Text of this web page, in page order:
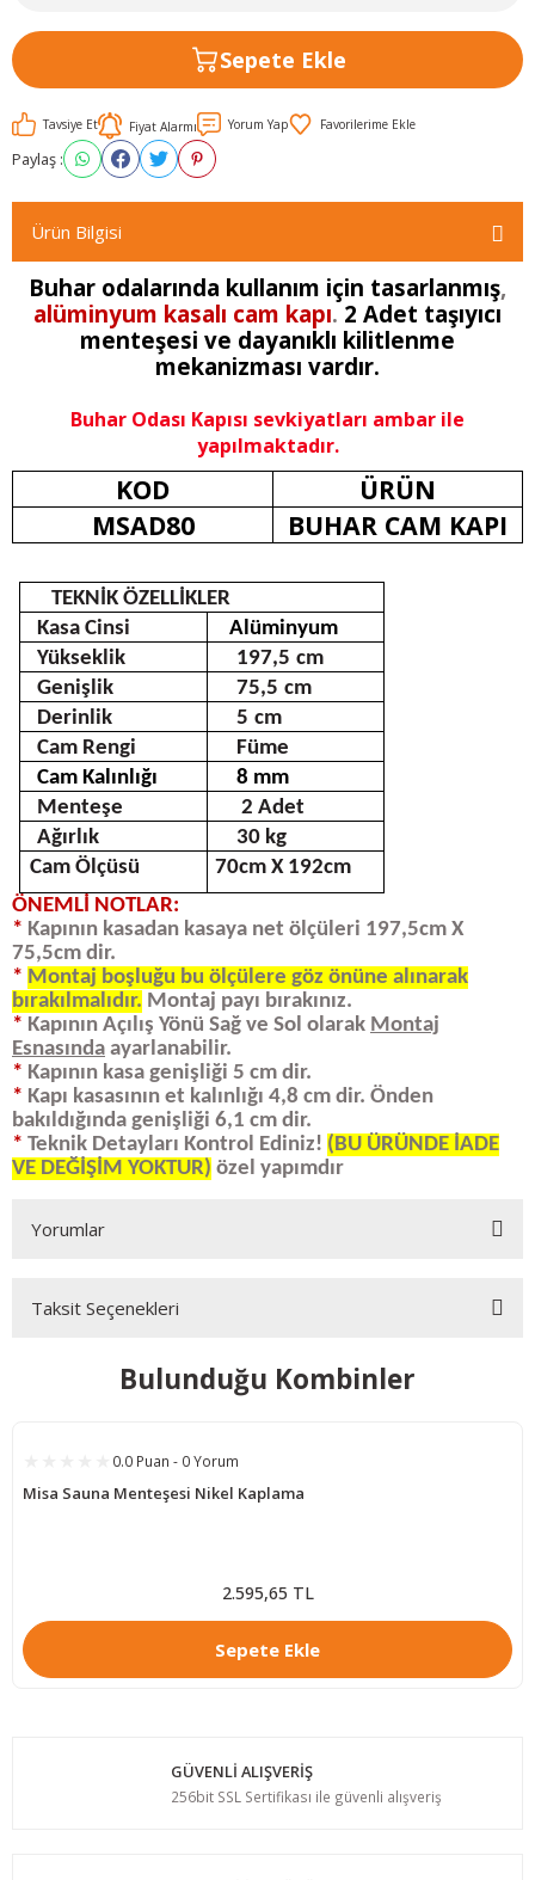
Sepete Ekle
Tavsiye Et Fiyat Alarmı Yorum Yap
Paylaş :
Ürün Bilgisi
Buhar odalarında kullanım için tasarlanmış,
alüminyum kasalı cam kapı. 2 Adet taşıyıcı
menteşesi ve dayanıklı kilitlenme
mekanizması vardır.
Buhar Odası Kapısı sevkiyatları ambar ile
yapılmaktadır.
KOD
ÜRÜN
MSAD80
BUHAR CAM KAPI
TEKNİK ÖZELLİKLER
Kasa Cinsi
Alüminyum
Yükseklik
197,5 cm
Genişlik
75,5 cm
Derinlik
5 cm
Cam Rengi
Füme
Cam Kalınlığı
8 mm
Menteşe
2 Adet
Ağırlık
30 kg
Cam Ölçüsü
70cm X 192cm
ÖNEMLİ NOTLAR:
* Kapının kasadan kasaya net ölçüleri 197,5cm X
75,5cm dir.
* Montaj boşluğu bu ölçülere göz önüne alınarak
bırakılmalıdır. Montaj payı bırakınız.
* Kapının Açılış Yönü Sağ ve Sol olarak Montaj
Esnasında ayarlanabilir.
* Kapının kasa genişliği 5 cm dir.
* Kapı kasasının et kalınlığı 4,8 cm dir. Önden
bakıldığında genişliği 6,1 cm dir.
* Teknik Detayları Kontrol Ediniz! (BU ÜRÜNDE İADE
VE DEĞİŞİM YOKTUR) özel yapımdır
Yorumlar
Yorum Yaz
Taksit Seçenekleri
Bulunduğu Kombinler
0.0 Puan - 0 Yorum
Misa Sauna Menteşesi Nikel Kaplama
2.595,65 TL
Sepete Ekle
GÜVENLİ ALIŞVERİŞ
256bit SSL Sertifikası ile güvenli alışveriş